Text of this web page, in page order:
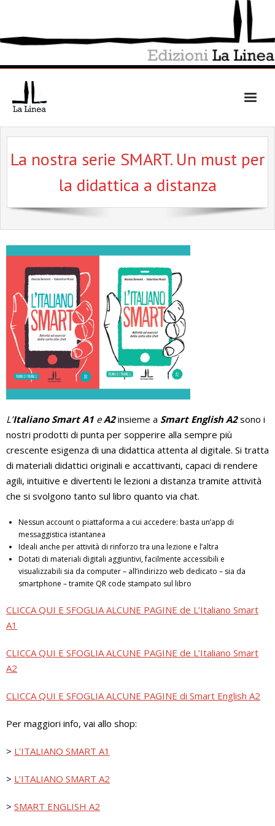
La nostra serie SMART. Un must per
la didattica a distanza
L’Italiano Smart A1 eA2insieme a Smart English A2sono i
nostri prodotti di punta per sopperire alla sempre più
crescente esigenza di una didattica attenta al digitale. Si tratta
di materiali didattici originali e accattivanti, capaci di rendere
agili, intuitive e divertenti le lezioni a distanza tramite attività
che si svolgono tanto sul libro quanto via chat.
Nessun account o piattaforma a cui accedere: basta un’app di
messaggistica istantanea
Ideali anche per attività di rinforzo tra una lezione e l’altra
Dotati di materiali digitali aggiuntivi, facilmente accessibili e
visualizzabili sia da computer – all’indirizzo web dedicato – sia da
smartphone – tramite QR code stampato sul libro
CLICCA QUI E SFOGLIA ALCUNE PAGINE de L’Italiano Smart
A1
CLICCA QUI E SFOGLIA ALCUNE PAGINE de L’Italiano Smart
A2
CLICCA QUI E SFOGLIA ALCUNE PAGINE di Smart English A2
Per maggiori info, vai allo shop:
> L’ITALIANO SMART A1
> L’ITALIANO SMART A2
> SMART ENGLISH A2